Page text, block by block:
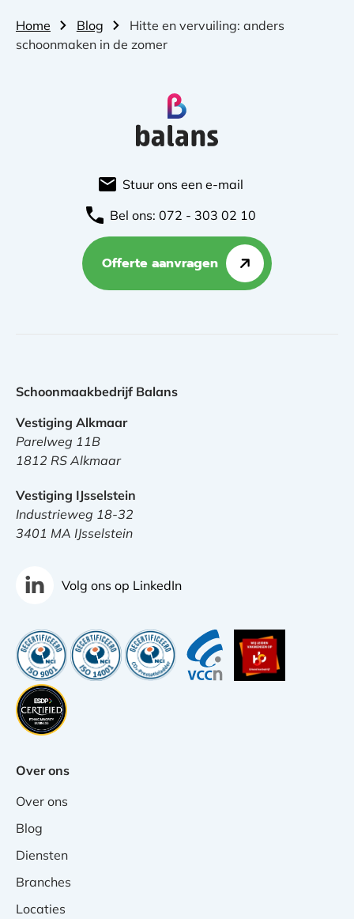
Home Blog
Hitte en vervuiling: anders
schoonmaken in de zomer
Stuur ons een e-mail
Bel ons: 072 - 303 02 10
Offerte aanvragen
Schoonmaakbedrijf Balans
Vestiging Alkmaar
Parelweg 11B
1812 RS Alkmaar
Vestiging IJsselstein
Industrieweg 18-32
3401 MA IJsselstein
Volg ons op LinkedIn
Over ons
Over ons
Blog
Diensten
Branches
Locaties